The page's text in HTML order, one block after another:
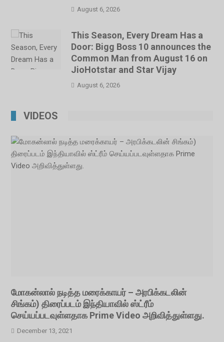
August 6, 2026
This Season, Every Dream Has a
Door: Bigg Boss 10 announces the
Common Man from August 16 on
JioHotstar and Star Vijay
August 6, 2026
VIDEOS
மோகன்லால் நடித்த மரைக்காயர் – அரபிக்கடலின்
சிங்கம்) திரைப்படம் இந்தியாவில் ஸ்ட்ரீம்
செய்யப்படவுள்ளதாக Prime Video அறிவித்துள்ளது.
December 13, 2021